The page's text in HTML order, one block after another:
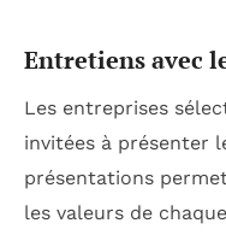
Entretiens avec
Les entreprises
invitées à présenter
présentations
les valeurs de